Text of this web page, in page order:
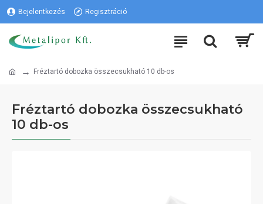
Bejelentkezés Regisztráció
Fréztartó dobozka összecsukható 10 db-os
Fréztartó dobozka összecsukható
10 db-os